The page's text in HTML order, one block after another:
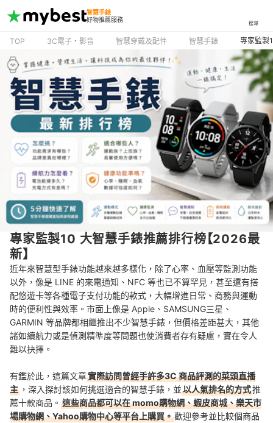
智慧手錶
好物推薦服務
搜尋
TOP 3C電子・影音 智慧穿戴及配件 智慧手錶 專家監製
專家監製10 大智慧手錶推薦排行榜【2026最
新】
近年來智慧型手錶功能越來越多樣化，除了心率、血壓等監測功能
以外，像是 LINE 的來電通知、NFC 等也已不算罕見，甚至還有搭
配悠遊卡等各種電子支付功能的款式，大幅增進日常、商務與運動
時的便利性與效率。市面上像是 Apple、SAMSUNG三星、
GARMIN 等品牌都相繼推出不少智慧手錶 ，但價格差距甚大，其他
諸如續航力或是偵測精準度等問題也使消費者存有疑慮，實在令人
難以抉擇。
有鑑於此，這篇文章實際訪問曾經手許多3C 商品評測的菜頭直播
主 ，深入探討該如何挑選適合的智慧手錶，並以人氣排名的方式推
薦十款商品。 這些商品都可以在 momo購物網、蝦皮商城、樂天市
場購物網、Yahoo購物中心等平台上購買。歡迎參考並比較個商品